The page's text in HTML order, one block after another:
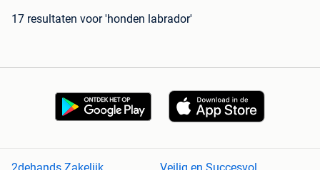
17 resultaten voor 'honden labrador'